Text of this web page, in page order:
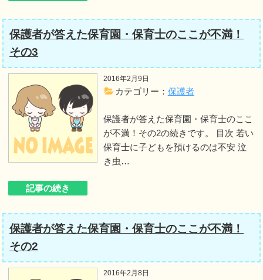
保護者が答えた保育園・保育士のここが不満！
その3
2016年2月9日
カテゴリー： 保護者
保護者が答えた保育園・保育士のここ
が不満！その2の続きです。 目次 若い
保育士に子どもを預けるのは不安 泣
き虫…
記事の続き
保護者が答えた保育園・保育士のここが不満！
その2
2016年2月8日